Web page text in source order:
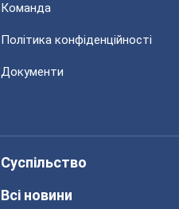
Команда
Політика конфіденційності
Документи
Суспільство
Всі новини